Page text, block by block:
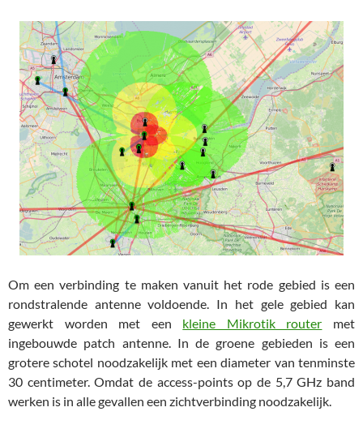
Om een verbinding te maken vanuit het rode gebied is een
rondstralende antenne voldoende. In het gele gebied kan
gewerkt worden met een kleine Mikrotik router met
ingebouwde patch antenne. In de groene gebieden is een
grotere schotel noodzakelijk met een diameter van tenminste
30 centimeter. Omdat de access-points op de 5,7 GHz band
werken is in alle gevallen een zichtverbinding noodzakelijk.